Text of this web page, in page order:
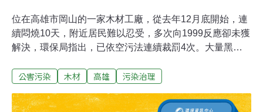
位在高雄市岡山的一家木材工廠，從去年12月底開始，連
續悶燒10天，附近居民難以忍受，多次向1999反應卻未獲
解決，環保局指出，已依空污法連續裁罰4次。大量黑煙
直到1月5號，已陸續悶燒10天，讓附近住戶忍無可忍。不
社區也同樣遭殃，居民也指控，業者大多利用週末假日露
公害污染 木材 高雄 污染治理